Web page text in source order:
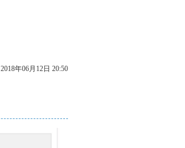
2018年06月12日 20:50